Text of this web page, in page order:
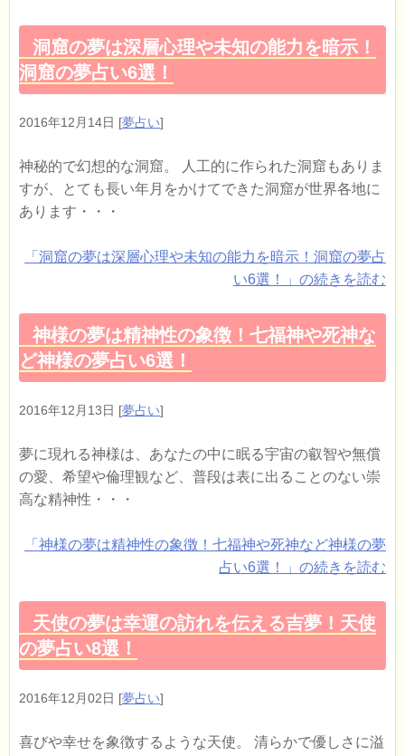
洞窟の夢は深層心理や未知の能力を暗示！
洞窟の夢占い6選！
2016年12月14日 [夢占い]
神秘的で幻想的な洞窟。 人工的に作られた洞窟もありま
すが、とても長い年月をかけてできた洞窟が世界各地に
あります・・・
「洞窟の夢は深層心理や未知の能力を暗示！洞窟の夢占
い6選！」の続きを読む
神様の夢は精神性の象徴！七福神や死神な
ど神様の夢占い6選！
2016年12月13日 [夢占い]
夢に現れる神様は、あなたの中に眠る宇宙の叡智や無償
の愛、希望や倫理観など、普段は表に出ることのない崇
高な精神性・・・
「神様の夢は精神性の象徴！七福神や死神など神様の夢
占い6選！」の続きを読む
天使の夢は幸運の訪れを伝える吉夢！天使
の夢占い8選！
2016年12月02日 [夢占い]
喜びや幸せを象徴するような天使。 清らかで優しさに溢